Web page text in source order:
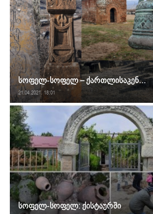
სოფელ-სოფელ – ქართლისაკენ…
21.04.2021. 18:01
სოფელ-სოფელ: ქისტაურში